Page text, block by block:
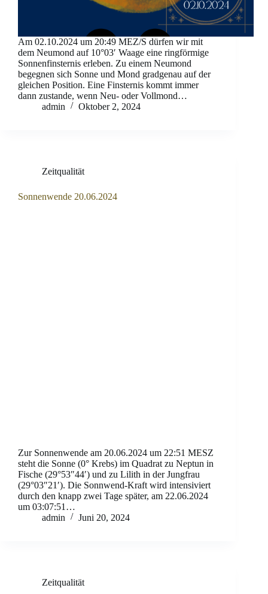
Am 02.10.2024 um 20:49 MEZ/S dürfen wir mit
dem Neumond auf 10°03′ Waage eine ringförmige
Sonnenfinsternis erleben. Zu einem Neumond
begegnen sich Sonne und Mond gradgenau auf der
gleichen Position. Eine Finsternis kommt immer
dann zustande, wenn Neu- oder Vollmond…
admin
Oktober 2, 2024
Zeitqualität
Sonnenwende 20.06.2024
Zur Sonnenwende am 20.06.2024 um 22:51 MESZ
steht die Sonne (0° Krebs) im Quadrat zu Neptun in
Fische (29°53″44′) und zu Lilith in der Jungfrau
(29°03″21′). Die Sonnwend-Kraft wird intensiviert
durch den knapp zwei Tage später, am 22.06.2024
um 03:07:51…
admin
Juni 20, 2024
Zeitqualität